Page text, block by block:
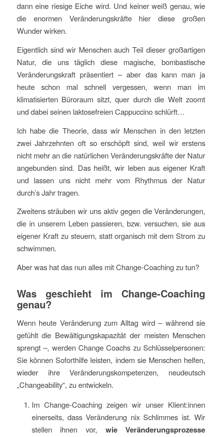
dann eine riesige Eiche wird. Und keiner weiß genau, wie
die enormen Veränderungskräfte hier diese großen
Wunder wirken.
Eigentlich sind wir Menschen auch Teil dieser großartigen
Natur, die uns täglich diese magische, bombastische
Veränderungskraft präsentiert – aber das kann man ja
heute schon mal schnell vergessen, wenn man im
klimatisierten Büroraum sitzt, quer durch die Welt zoomt
und dabei seinen laktosefreien Cappuccino schlürft…
Ich habe die Theorie, dass wir Menschen in den letzten
zwei Jahrzehnten oft so erschöpft sind, weil wir erstens
nicht mehr an die natürlichen Veränderungskräfte der Natur
angebunden sind. Das heißt, wir leben aus eigener Kraft
und lassen uns nicht mehr vom Rhythmus der Natur
durch’s Jahr tragen.
Zweitens sträuben wir uns aktiv gegen die Veränderungen,
die in unserem Leben passieren, bzw. versuchen, sie aus
eigener Kraft zu steuern, statt organisch mit dem Strom zu
schwimmen.
Aber was hat das nun alles mit Change-Coaching zu tun?
Was geschieht im Change-Coaching
genau?
Wenn heute Veränderung zum Alltag wird – während sie
gefühlt die Bewältigungskapazität der meisten Menschen
sprengt –, werden Change Coachs zu Schlüsselpersonen:
Sie können Soforthilfe leisten, indem sie Menschen helfen,
wieder ihre Veränderungskompetenzen, neudeutsch
„Changeability“, zu entwickeln.
Im Change-Coaching zeigen wir unser Klient:innen
einerseits, dass Veränderung nix Schlimmes ist. Wir
stellen ihnen vor, wie Veränderungsprozesse